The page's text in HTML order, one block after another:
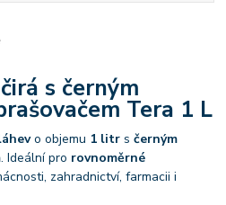
s černým
Tera 1 L
o objemu 1 litr sčerným
. Ideální pro rovnoměrné
zahradnictví, farmacii i